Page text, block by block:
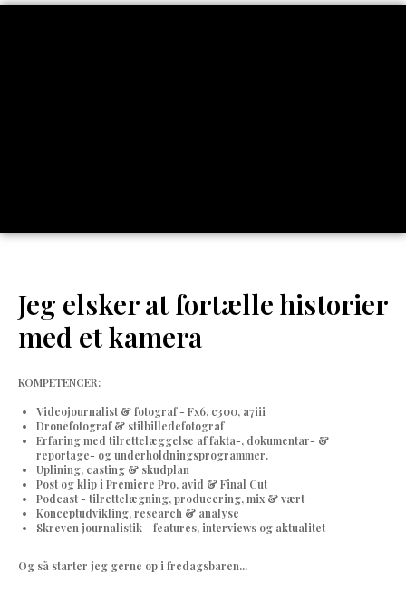
Jeg elsker at fortælle historier
med et kamera
KOMPETENCER:
Videojournalist & fotograf - Fx6, c300, a7iii
Dronefotograf & stilbilledefotograf
Erfaring med tilrettelæggelse af fakta-, dokumentar- &
reportage- og underholdningsprogrammer.
Uplining, casting & skudplan
Post og klip i Premiere Pro, avid & Final Cut
Podcast - tilrettelægning, producering, mix & vært
Konceptudvikling, research & analyse
Skreven journalistik - features, interviews og aktualitet
Og så starter jeg gerne op i fredagsbaren...